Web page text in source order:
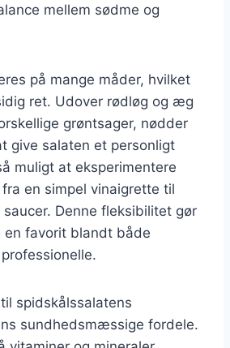
mellem sødme og
på mange måder, hvilket
ret. Udover rødløg og æg
grøntsager, nødder
give salaten et personligt
muligt at eksperimentere
en simpel vinaigrette til
Denne fleksibilitet gør
en favorit blandt både
spidskålssalatens
sundhedsmæssige fordele.